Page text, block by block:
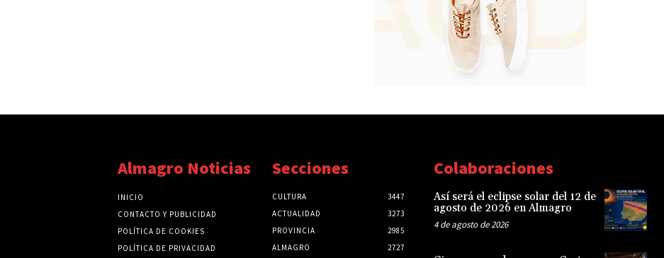
Almagro Noticias
INICIO
CONTACTO Y PUBLICIDAD
POLÍTICA DE COOKIES
POLÍTICA DE PRIVACIDAD
Secciones
CULTURA
3447
ACTUALIDAD
3273
PROVINCIA
2985
ALMAGRO
2727
Colaboraciones
Así será el eclipse solar del 12 de
agosto de 2026 en Almagro
4 de agosto de 2026